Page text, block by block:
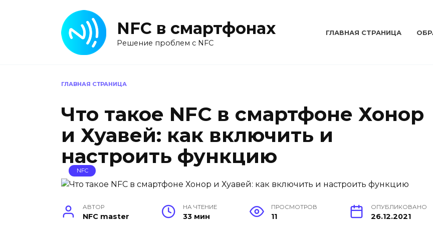
NFC в смартфонах
Решение проблем с NFC
ГЛАВНАЯ СТРАНИЦА
ГЛАВНАЯ СТРАНИЦА
Что такое NFC в смартфоне Хонор
и Хуавей: как включить и
настроить функцию
NFC
АВТОР
NFC master
НА ЧТЕНИЕ
33 мин
ПРОСМОТРОВ
11
ОПУБЛИКОВАНО
26.12.2021